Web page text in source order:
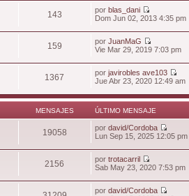
143 porblas_dani
Dom Jun 02, 2013 4:35 pm
159 porJuanMaG
Vie Mar 29, 2019 7:03 pm
1367 porjavirobles ave103
Jue Abr 23, 2020 12:49 am
MENSAJES ÚLTIMO MENSAJE
19058 pordavid/Cordoba
Lun Sep 15, 2025 12:05 pm
2156 portrotacarril
Sab May 23, 2020 7:53 pm
pordavid/Cordoba